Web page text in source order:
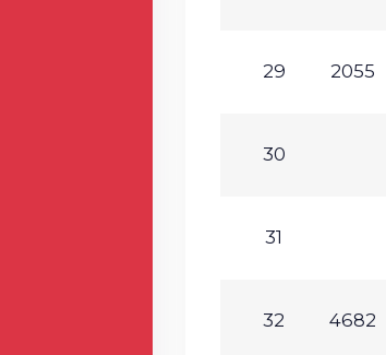
29 2055
30
31
32 4682